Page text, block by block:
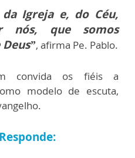
Igreja e, do Céu,
nós, que somos
, afirma Pe. Pablo.
convida os fiéis a
modelo de escuta,